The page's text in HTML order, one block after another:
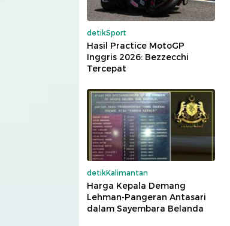
detikSport
Hasil Practice MotoGP
Inggris 2026: Bezzecchi
Tercepat
detikKalimantan
Harga Kepala Demang
Lehman-Pangeran Antasari
dalam Sayembara Belanda